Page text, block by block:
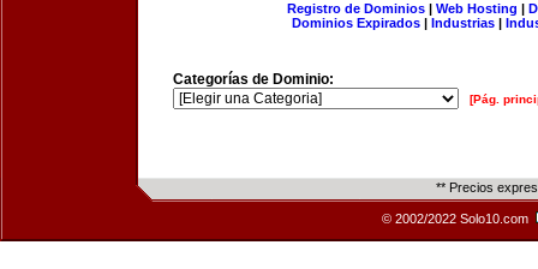
Registro de Dominios| Web Hosting |
Dominios Expirados | Industrias |
Categorías de Dominio:
[Pág.
** Precios
© 2002/2022 Solo10.com